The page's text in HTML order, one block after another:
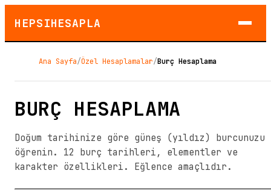
HEPSIHESAPLA
Ana Sayfa/Özel Hesaplamalar/Burç Hesaplama
BURÇ HESAPLAMA
Doğum tarihinize göre güneş (yıldız) burcunuzu
öğrenin. 12 burç tarihleri, elementler ve
karakter özellikleri. Eğlence amaçlıdır.